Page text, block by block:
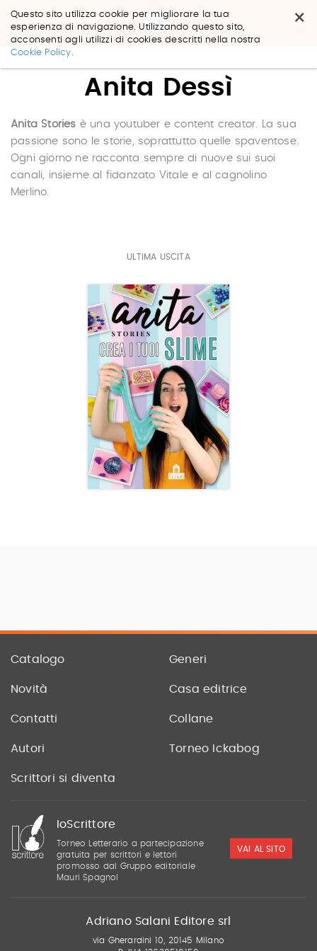
×
Questo sito utilizza cookie per migliorare la tua
esperienza di navigazione. Utilizzando questo sito,
acconsenti agli utilizzi di cookies descritti nella nostra
Cookie Policy.
Salta
navigazione
Anita Dessì
Anita Stories è una youtuber e content creator. La sua
passione sono le storie, soprattutto quelle spaventose.
Ogni giorno ne racconta sempre di nuove sui suoi
canali, insieme al fidanzato Vitale e al cagnolino
Merlino.
ULTIMA USCITA
Catalogo Generi
Novità Casa editrice
Contatti Collane
Autori Torneo Ickabog
Scrittori si diventa
IoScrittore
Torneo Letterario a partecipazione
gratuita per scrittori e lettori
promosso dal Gruppo editoriale
Mauri Spagnol
VAI AL SITO
Adriano Salani Editore srl
via Gherardini 10, 20145 Milano